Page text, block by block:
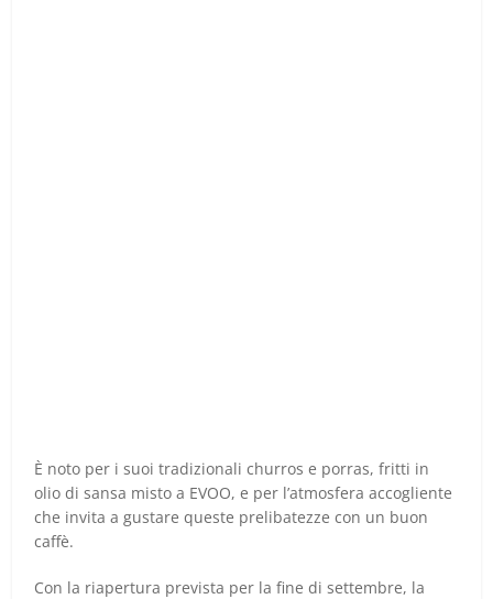
È noto per i suoi tradizionali churros e porras, fritti in
olio di sansa misto a EVOO, e per l’atmosfera accogliente
che invita a gustare queste prelibatezze con un buon
caffè.
Con la riapertura prevista per la fine di settembre, la